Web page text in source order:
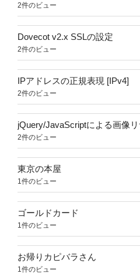
2件のビュー
Dovecot v2.x SSLの設定
2件のビュー
IPアドレスの正規表現 [IPv4]
2件のビュー
jQuery/JavaScriptによる画像
2件のビュー
東京の本屋
1件のビュー
ゴールドカード
1件のビュー
お帰りカピバラさん
1件のビュー